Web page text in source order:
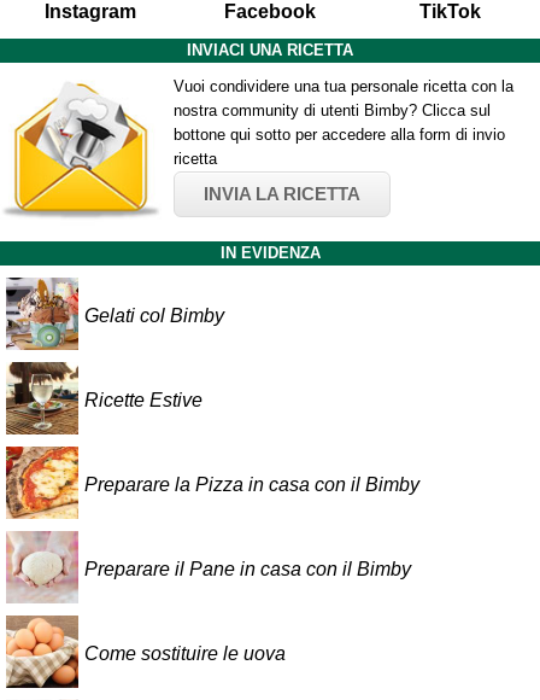
Instagram Facebook TikTok
INVIACI UNA RICETTA
Vuoi condividere una tua personale ricetta con la
nostra community di utenti Bimby? Clicca sul
bottone qui sotto per accedere alla form di invio
ricetta
INVIA LA RICETTA
IN EVIDENZA
Gelati col Bimby
Ricette Estive
Preparare la Pizza in casa con il Bimby
Preparare il Pane in casa con il Bimby
Come sostituire le uova